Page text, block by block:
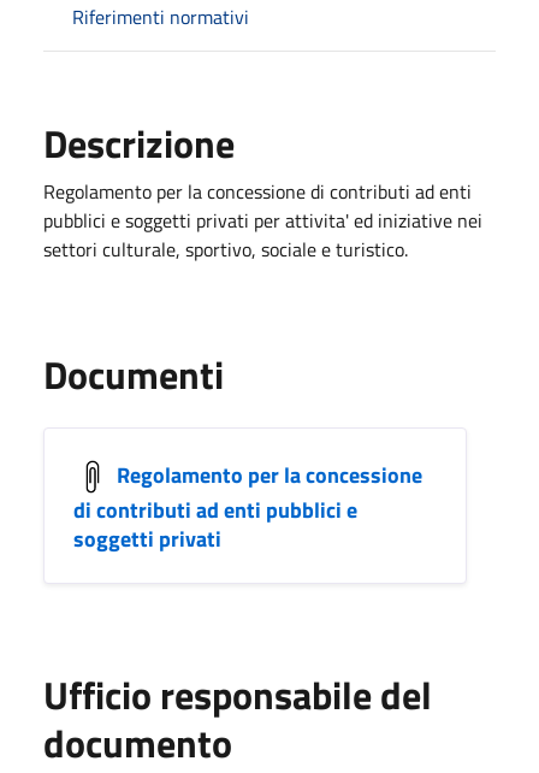
Riferimenti normativi
Descrizione
Regolamento per la concessione di contributi ad enti
pubblici e soggetti privati per attivita' ed iniziative nei
settori culturale, sportivo, sociale e turistico.
Documenti
Regolamento per la concessione
di contributi ad enti pubblici e
soggetti privati
Ufficio responsabile del
documento